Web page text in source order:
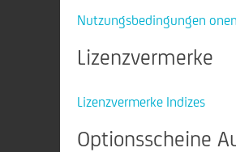
Nutzungsbedingungen
Lizenzvermerke
Lizenzvermerke Indizes
Optionsscheine